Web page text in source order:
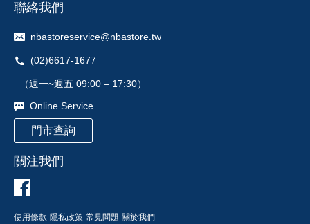
聯絡我們
nbastoreservice@nbastore.tw
(02)6617-1677
（週一~週五 09:00 – 17:30）
Online Service
門市查詢
關注我們
使用條款 隱私政策 常見問題 關於我們